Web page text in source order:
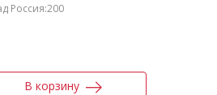
Россия:200
В корзину